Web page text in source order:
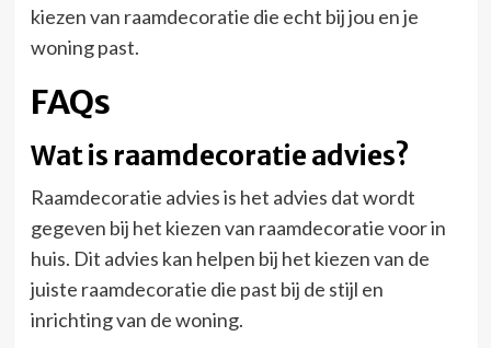
kiezen van raamdecoratie die echt bij jou en je
woning past.
FAQs
Wat is raamdecoratie advies?
Raamdecoratie advies is het advies dat wordt
gegeven bij het kiezen van raamdecoratie voor in
huis. Dit advies kan helpen bij het kiezen van de
juiste raamdecoratie die past bij de stijl en
inrichting van de woning.